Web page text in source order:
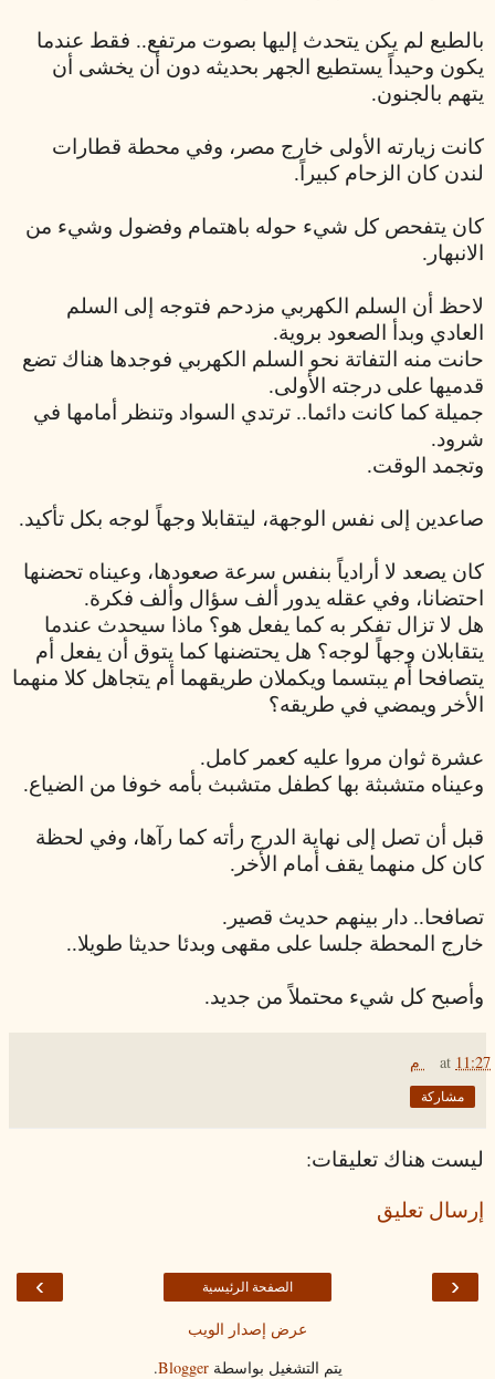
بالطبع لم يكن يتحدث إليها بصوت مرتفع.. فقط عندما
يكون وحيداً يستطيع الجهر بحديثه دون أن يخشى أن
يتهم بالجنون.
كانت زيارته الأولى خارج مصر، وفي محطة قطارات
لندن كان الزحام كبيراً.
كان يتفحص كل شيء حوله باهتمام وفضول وشيء من
الانبهار.
لاحظ أن السلم الكهربي مزدحم فتوجه إلى السلم
العادي وبدأ الصعود بروية.
حانت منه التفاتة نحو السلم الكهربي فوجدها هناك تضع
قدميها على درجته الأولى.
جميلة كما كانت دائما.. ترتدي السواد وتنظر أمامها في
شرود.
وتجمد الوقت.
صاعدين إلى نفس الوجهة، ليتقابلا وجهاً لوجه بكل تأكيد.
كان يصعد لا أرادياً بنفس سرعة صعودها، وعيناه تحضنها
احتضانا، وفي عقله يدور ألف سؤال وألف فكرة.
هل لا تزال تفكر به كما يفعل هو؟ ماذا سيحدث عندما
يتقابلان وجهاً لوجه؟ هل يحتضنها كما يتوق أن يفعل أم
يتصافحا أم يبتسما ويكملان طريقهما أم يتجاهل كلا منهما
الأخر ويمضي في طريقه؟
عشرة ثوان مروا عليه كعمر كامل.
وعيناه متشبثة بها كطفل متشبث بأمه خوفا من الضياع.
قبل أن تصل إلى نهاية الدرج رأته كما رآها، وفي لحظة
كان كل منهما يقف أمام الأخر.
تصافحا.. دار بينهم حديث قصير.
خارج المحطة جلسا على مقهى وبدئا حديثا طويلا..
وأصبح كل شيء محتملاً من جديد.
at 11:27 م
مشاركة
ليست هناك تعليقات:
إرسال تعليق
‹
› الصفحة الرئيسية
عرض إصدار الويب
يتم التشغيل بواسطةBlogger
.